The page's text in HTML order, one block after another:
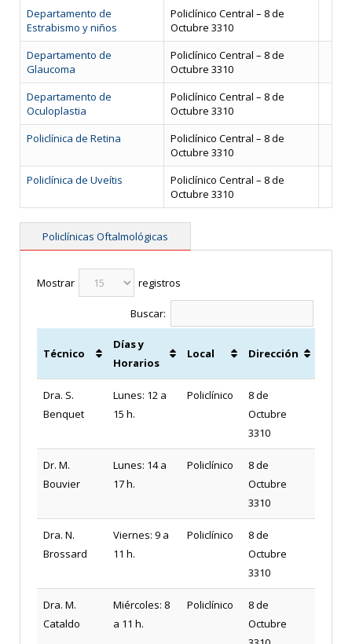
Departamento de
Estrabismo y niños
Policlínico Central – 8 de
Octubre 3310
Departamento de
Glaucoma
Policlínico Central – 8 de
Octubre 3310
Departamento de
Oculoplastia
Policlínico Central – 8 de
Octubre 3310
Policlínica de Retina
Policlínico Central – 8 de
Octubre 3310
Policlínica de Uveítis
Policlínico Central – 8 de
Octubre 3310
Policlínicas Oftalmológicas
Mostrar registros
Buscar:
Técnico
Días y
Horarios
Local Dirección
Dra. S.
Benquet
Lunes: 12 a
15 h.
Policlínico
8 de
Octubre
3310
Dr. M.
Bouvier
Lunes: 14 a
17 h.
Policlínico
8 de
Octubre
3310
Dra. N.
Brossard
Viernes: 9 a
11 h.
Policlínico
8 de
Octubre
3310
Dra. M.
Cataldo
Miércoles: 8
a 11 h.
Policlínico
8 de
Octubre